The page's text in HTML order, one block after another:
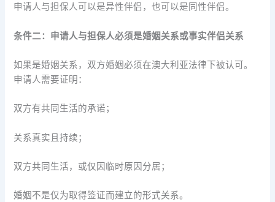
申请人与担保人可以是异性伴侣，也可以是同性伴侣。
条件二：申请人与担保人必须是婚姻关系或事实伴侣关系
如果是婚姻关系，双方婚姻必须在澳大利亚法律下被认可。
申请人需要证明：
双方有共同生活的承诺；
关系真实且持续；
双方共同生活，或仅因临时原因分居；
婚姻不是仅为取得签证而建立的形式关系。